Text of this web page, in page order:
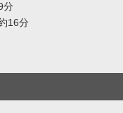
分
16分